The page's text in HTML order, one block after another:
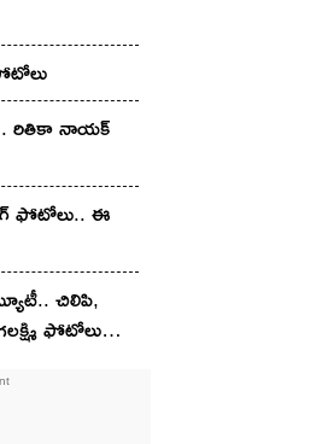
రితికా నాయ‌క్
ఫోటోలు.. ఈ
చిలిపి,
ఫోటోలు